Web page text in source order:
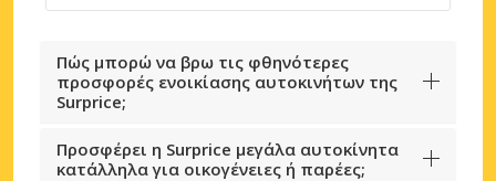
Πώς μπορώ να βρω τις φθηνότερες
προσφορές ενοικίασης αυτοκινήτων της
Surprice;
Προσφέρει η Surprice μεγάλα αυτοκίνητα
κατάλληλα για οικογένειες ή παρέες;